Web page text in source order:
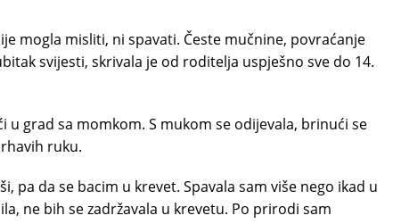
mogla misliti, ni spavati. Česte mučnine, povraćanje
svijesti, skrivala je od roditelja uspješno sve do 14.
u grad sa momkom. S mukom se odijevala, brinući se
ruku.
pa da se bacim u krevet. Spavala sam više nego ikad u
ne bih se zadržavala u krevetu. Po prirodi sam